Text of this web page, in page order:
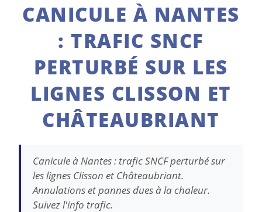
CANICULE À NANTES
: TRAFIC SNCF
PERTURBÉ SUR LES
LIGNES CLISSON ET
CHÂTEAUBRIANT
Canicule à Nantes : trafic SNCF perturbé sur
les lignes Clisson et Châteaubriant.
Annulations et pannes dues à la chaleur.
Suivez l'info trafic.